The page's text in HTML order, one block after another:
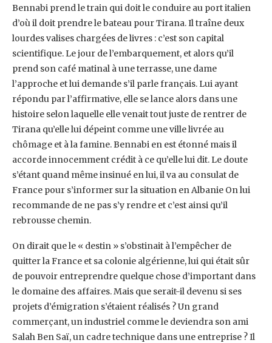
Bennabi prend le train qui doit le conduire au port italien
d’où il doit prendre le bateau pour ‎Tirana. Il traîne deux
lourdes valises chargées de livres : c’est son capital
scientifique. Le jour ‎de l’embarquement, et alors qu’il
prend son café matinal à une terrasse, une dame
‎l’approche et lui demande s’il parle français. Lui ayant
répondu par l’affirmative, elle se ‎lance alors dans une
histoire selon laquelle elle venait tout juste de rentrer de
Tirana qu’elle ‎lui dépeint comme une ville livrée au
chômage et à la famine. Bennabi en est étonné mais il
‎accorde innocemment crédit à ce qu’elle lui dit. Le doute
s’étant quand même insinué en lui, ‎il va au consulat de
France pour s’informer sur la situation en Albanie On lui
recommande ‎de ne pas s’y rendre et c’est ainsi qu’il
rebrousse chemin. ‎
On dirait que le « destin » s’obstinait à l’empêcher de
quitter la France et sa colonie ‎algérienne, lui qui était sûr
de pouvoir entreprendre quelque chose d’important dans
le ‎domaine des affaires. Mais que serait-il devenu si ses
projets d’émigration s’étaient ‎réalisés ? Un grand
commerçant, un industriel comme le deviendra son ami
Salah Ben Saï, ‎un cadre technique dans une entreprise ? Il